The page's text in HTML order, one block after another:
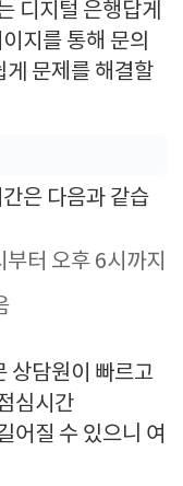
디지털 은행답게
지를 통해 문의
게 문제를 해결할
은 다음과 같습
부터 오후 6시까지
상담원이 빠르고
심시간
어질 수 있으니 여